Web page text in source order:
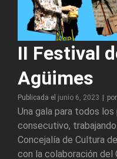
II Festival
Agüimes
Publicada el junio 6, 2023 | por
Una gala para todos
consecutivo,
Concejalía de Cultura
con la colaboración del